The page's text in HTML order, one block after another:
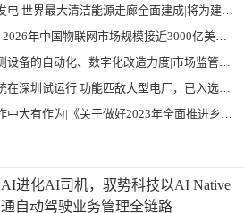
面建成|将为建设新型能源体系、保障国家能源安全、实现“双碳”目标提供有力支撑
规模接近3000亿美元 智慧工厂、智慧城市、智慧电网等将占60%以上
造力度|市场监管总局 工业和信息化部 关于促进企业计量能力提升的指导意见
试运行 功能匹敌大型电厂，已入选国际典型案例
《关于做好2023年全面推进乡村振兴重点工作的意见》发布
进化AI司机，驭势科技以AI Native
自动驾驶业务管理全链路